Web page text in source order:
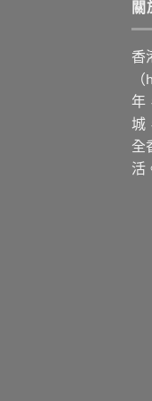
關
香
年
城
全
活